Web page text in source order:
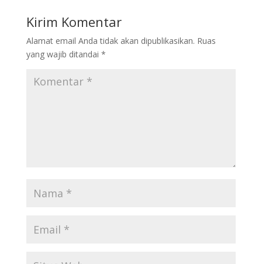
o
o
k
a
m
A
p
p
n
k
Kirim Komentar
Alamat email Anda tidak akan dipublikasikan. Ruas
yang wajib ditandai *